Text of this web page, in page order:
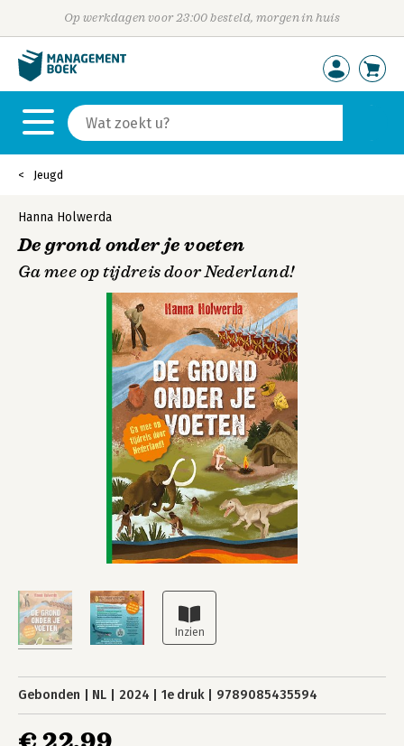
Op werkdagen voor 23:00 besteld, morgen in huis
Jeugd
Hanna Holwerda
De grond onder je voeten
Ga mee op tijdreis door Nederland!
Gebonden NL 2024 1e druk 9789085435594